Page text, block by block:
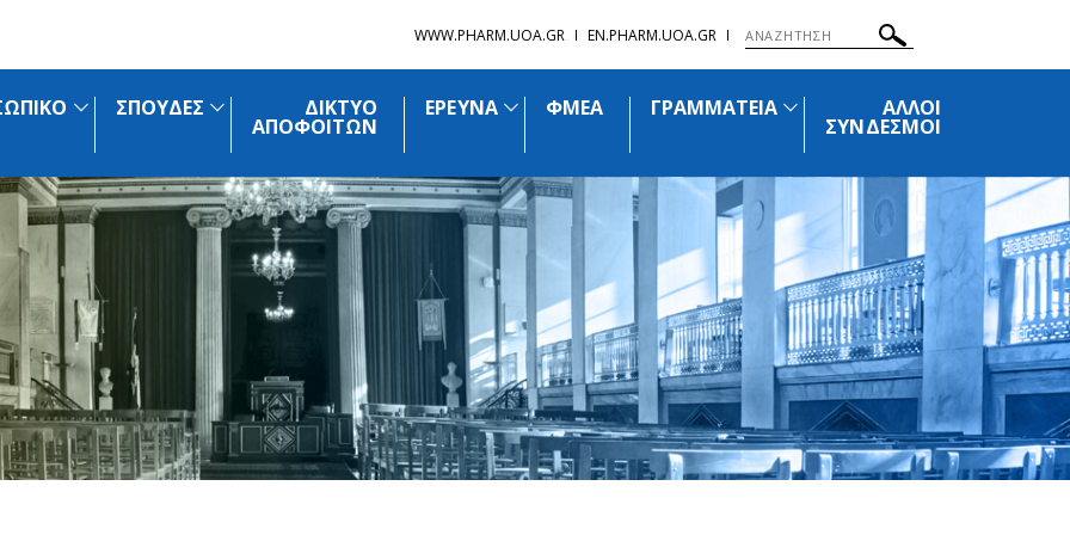
WWW.PHARM.UOA.GR EN.PHARM.UOA.GR
ΣΠΟΥΔΕΣ ΔΙΚΤΥΟ
ΑΠΟΦΟΙΤΩΝ
ΕΡΕΥΝΑ ΦΜΕΑ ΓΡΑΜΜΑΤΕΙΑ ΑΛΛΟΙ
ΣΥΝΔΕΣΜΟΙ